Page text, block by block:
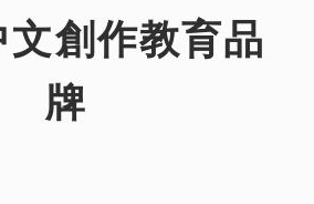
創作教育品
牌